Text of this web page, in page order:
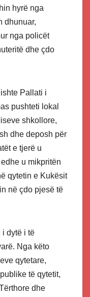
hyrë nga
dhunuar,
nga policët
dhe çdo
Pallati i
pushteti lokal
shkollore,
dhe deposh për
e tjerë u
u mikpritën
qytetin e Kukësit
në çdo pjesë të
i dytë i të
Nga këto
qytetare,
të qytetit,
dhe